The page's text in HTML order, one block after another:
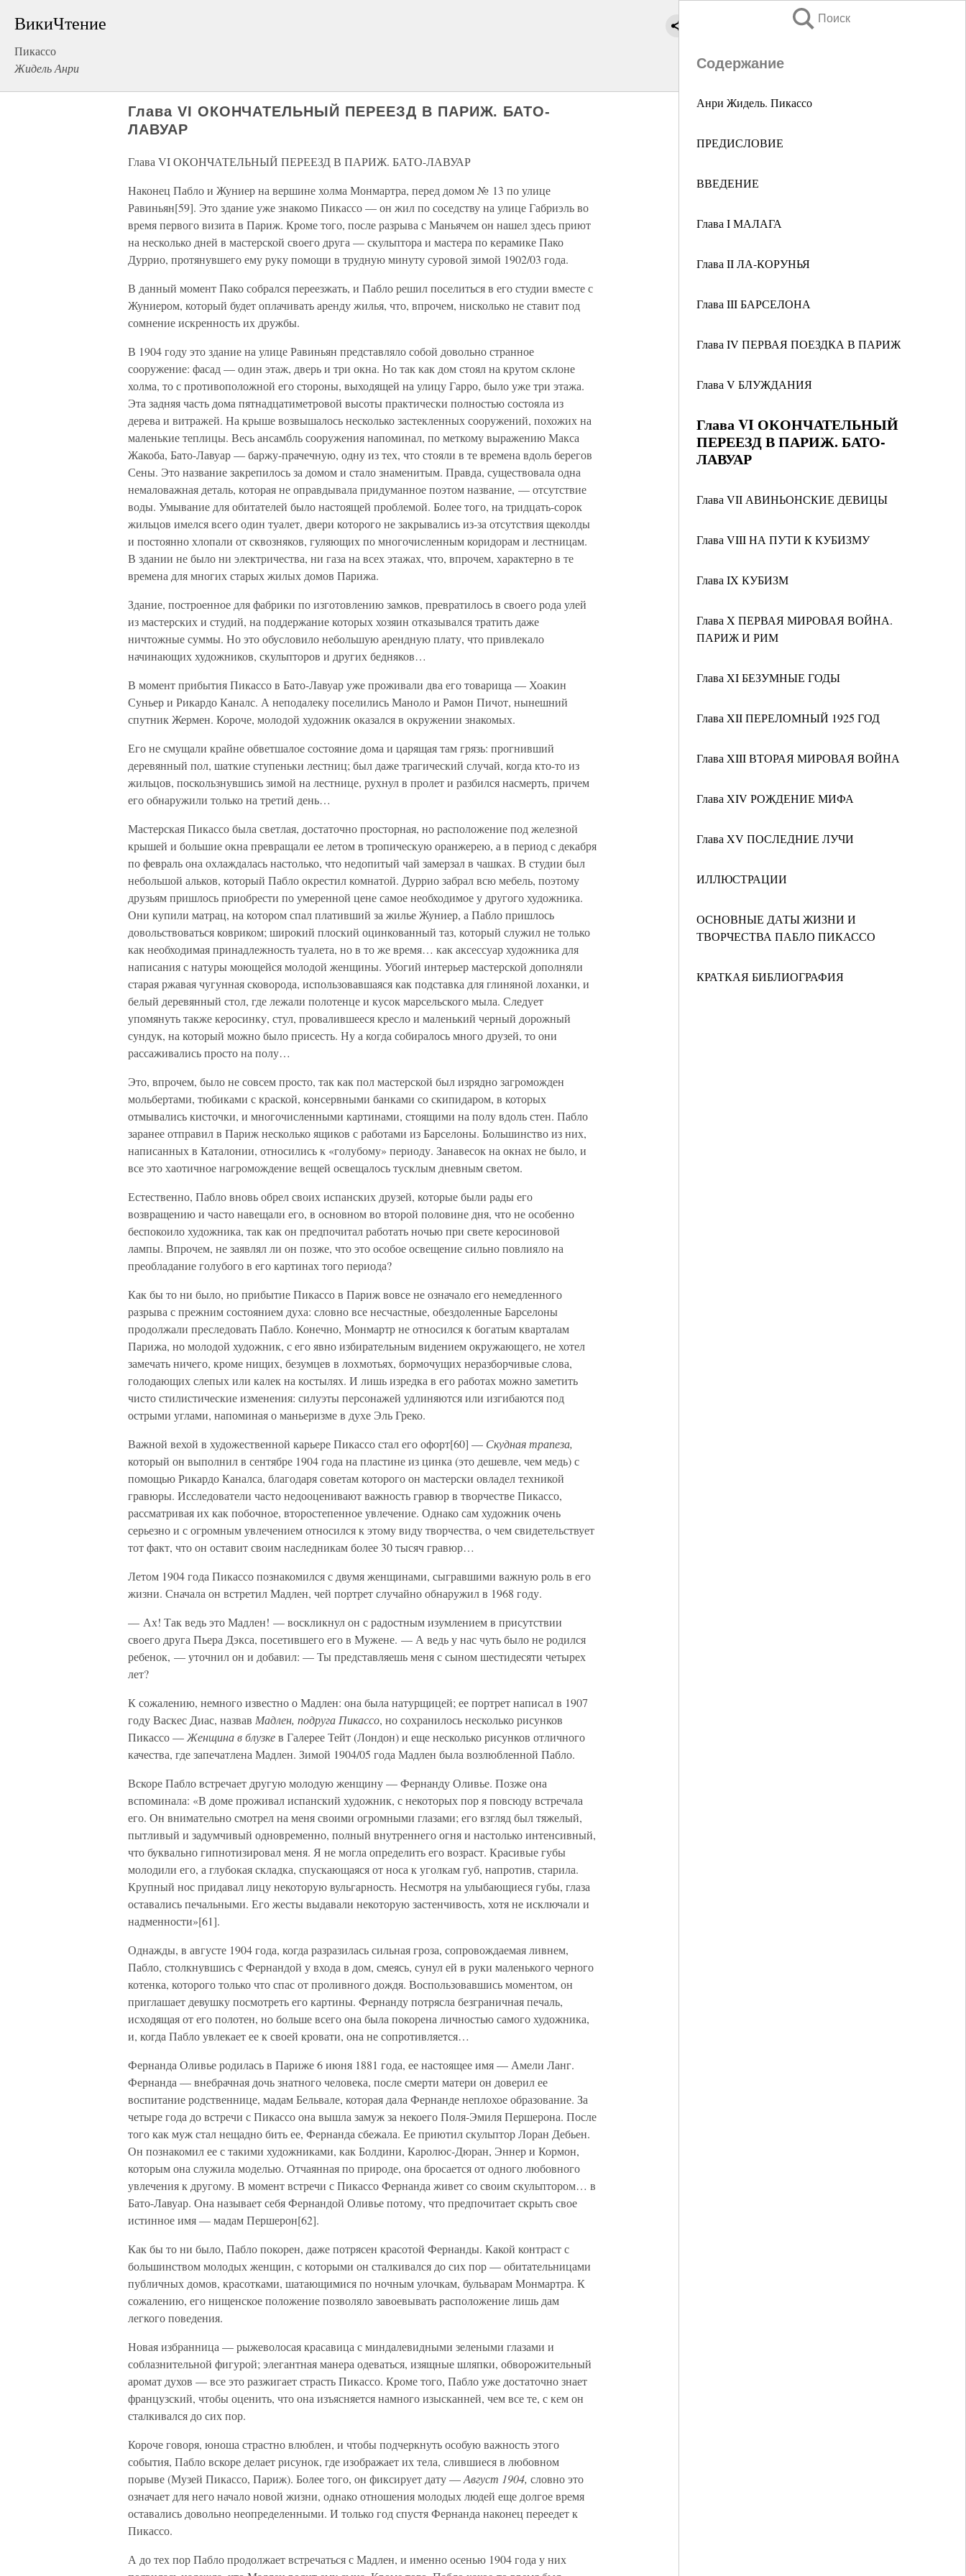
ВикиЧтение
Пикассо
Жидель Анри
Поиск
Содержание
Анри Жидель. Пикассо
ПРЕДИСЛОВИЕ
ВВЕДЕНИЕ
Глава I МАЛАГА
Глава II ЛА-КОРУНЬЯ
Глава III БАРСЕЛОНА
Глава IV ПЕРВАЯ ПОЕЗДКА В ПАРИЖ
Глава V БЛУЖДАНИЯ
Глава VI ОКОНЧАТЕЛЬНЫЙ
ПЕРЕЕЗД В ПАРИЖ. БАТО-
ЛАВУАР
Глава VII АВИНЬОНСКИЕ ДЕВИЦЫ
Глава VIII НА ПУТИ К КУБИЗМУ
Глава IX КУБИЗМ
Глава X ПЕРВАЯ МИРОВАЯ ВОЙНА.
ПАРИЖ И РИМ
Глава XI БЕЗУМНЫЕ ГОДЫ
Глава XII ПЕРЕЛОМНЫЙ 1925 ГОД
Глава XIII ВТОРАЯ МИРОВАЯ ВОЙНА
Глава XIV РОЖДЕНИЕ МИФА
Глава XV ПОСЛЕДНИЕ ЛУЧИ
ИЛЛЮСТРАЦИИ
ОСНОВНЫЕ ДАТЫ ЖИЗНИ И
ТВОРЧЕСТВА ПАБЛО ПИКАССО
КРАТКАЯ БИБЛИОГРАФИЯ
Глава VI ОКОНЧАТЕЛЬНЫЙ ПЕРЕЕЗД В ПАРИЖ. БАТО-
ЛАВУАР
Глава VI ОКОНЧАТЕЛЬНЫЙ ПЕРЕЕЗД В ПАРИЖ. БАТО-ЛАВУАР
Наконец Пабло и Жуниер на вершине холма Монмартра, перед домом № 13 по улице
Равиньян[59]. Это здание уже знакомо Пикассо — он жил по соседству на улице Габриэль во
время первого визита в Париж. Кроме того, после разрыва с Маньячем он нашел здесь приют
на несколько дней в мастерской своего друга — скульптора и мастера по керамике Пако
Дуррио, протянувшего ему руку помощи в трудную минуту суровой зимой 1902/03 года.
В данный момент Пако собрался переезжать, и Пабло решил поселиться в его студии вместе с
Жуниером, который будет оплачивать аренду жилья, что, впрочем, нисколько не ставит под
сомнение искренность их дружбы.
В 1904 году это здание на улице Равиньян представляло собой довольно странное
сооружение: фасад — один этаж, дверь и три окна. Но так как дом стоял на крутом склоне
холма, то с противоположной его стороны, выходящей на улицу Гарро, было уже три этажа.
Эта задняя часть дома пятнадцатиметровой высоты практически полностью состояла из
дерева и витражей. На крыше возвышалось несколько застекленных сооружений, похожих на
маленькие теплицы. Весь ансамбль сооружения напоминал, по меткому выражению Макса
Жакоба, Бато-Лавуар — баржу-прачечную, одну из тех, что стояли в те времена вдоль берегов
Сены. Это название закрепилось за домом и стало знаменитым. Правда, существовала одна
немаловажная деталь, которая не оправдывала придуманное поэтом название, — отсутствие
воды. Умывание для обитателей было настоящей проблемой. Более того, на тридцать-сорок
жильцов имелся всего один туалет, двери которого не закрывались из-за отсутствия щеколды
и постоянно хлопали от сквозняков, гуляющих по многочисленным коридорам и лестницам.
В здании не было ни электричества, ни газа на всех этажах, что, впрочем, характерно в те
времена для многих старых жилых домов Парижа.
Здание, построенное для фабрики по изготовлению замков, превратилось в своего рода улей
из мастерских и студий, на поддержание которых хозяин отказывался тратить даже
ничтожные суммы. Но это обусловило небольшую арендную плату, что привлекало
начинающих художников, скульпторов и других бедняков…
В момент прибытия Пикассо в Бато-Лавуар уже проживали два его товарища — Хоакин
Суньер и Рикардо Каналс. А неподалеку поселились Маноло и Рамон Пичот, нынешний
спутник Жермен. Короче, молодой художник оказался в окружении знакомых.
Его не смущали крайне обветшалое состояние дома и царящая там грязь: прогнивший
деревянный пол, шаткие ступеньки лестниц; был даже трагический случай, когда кто-то из
жильцов, поскользнувшись зимой на лестнице, рухнул в пролет и разбился насмерть, причем
его обнаружили только на третий день…
Мастерская Пикассо была светлая, достаточно просторная, но расположение под железной
крышей и большие окна превращали ее летом в тропическую оранжерею, а в период с декабря
по февраль она охлаждалась настолько, что недопитый чай замерзал в чашках. В студии был
небольшой альков, который Пабло окрестил комнатой. Дуррио забрал всю мебель, поэтому
друзьям пришлось приобрести по умеренной цене самое необходимое у другого художника.
Они купили матрац, на котором спал плативший за жилье Жуниер, а Пабло пришлось
довольствоваться ковриком; широкий плоский оцинкованный таз, который служил не только
как необходимая принадлежность туалета, но в то же время… как аксессуар художника для
написания с натуры моющейся молодой женщины. Убогий интерьер мастерской дополняли
старая ржавая чугунная сковорода, использовавшаяся как подставка для глиняной лоханки, и
белый деревянный стол, где лежали полотенце и кусок марсельского мыла. Следует
упомянуть также керосинку, стул, провалившееся кресло и маленький черный дорожный
сундук, на который можно было присесть. Ну а когда собиралось много друзей, то они
рассаживались просто на полу…
Это, впрочем, было не совсем просто, так как пол мастерской был изрядно загроможден
мольбертами, тюбиками с краской, консервными банками со скипидаром, в которых
отмывались кисточки, и многочисленными картинами, стоящими на полу вдоль стен. Пабло
заранее отправил в Париж несколько ящиков с работами из Барселоны. Большинство из них,
написанных в Каталонии, относились к «голубому» периоду. Занавесок на окнах не было, и
все это хаотичное нагромождение вещей освещалось тусклым дневным светом.
Естественно, Пабло вновь обрел своих испанских друзей, которые были рады его
возвращению и часто навещали его, в основном во второй половине дня, что не особенно
беспокоило художника, так как он предпочитал работать ночью при свете керосиновой
лампы. Впрочем, не заявлял ли он позже, что это особое освещение сильно повлияло на
преобладание голубого в его картинах того периода?
Как бы то ни было, но прибытие Пикассо в Париж вовсе не означало его немедленного
разрыва с прежним состоянием духа: словно все несчастные, обездоленные Барселоны
продолжали преследовать Пабло. Конечно, Монмартр не относился к богатым кварталам
Парижа, но молодой художник, с его явно избирательным видением окружающего, не хотел
замечать ничего, кроме нищих, безумцев в лохмотьях, бормочущих неразборчивые слова,
голодающих слепых или калек на костылях. И лишь изредка в его работах можно заметить
чисто стилистические изменения: силуэты персонажей удлиняются или изгибаются под
острыми углами, напоминая о маньеризме в духе Эль Греко.
Важной вехой в художественной карьере Пикассо стал его офорт[60] — Скудная трапеза,
который он выполнил в сентябре 1904 года на пластине из цинка (это дешевле, чем медь) с
помощью Рикардо Каналса, благодаря советам которого он мастерски овладел техникой
гравюры. Исследователи часто недооценивают важность гравюр в творчестве Пикассо,
рассматривая их как побочное, второстепенное увлечение. Однако сам художник очень
серьезно и с огромным увлечением относился к этому виду творчества, о чем свидетельствует
тот факт, что он оставит своим наследникам более 30 тысяч гравюр…
Летом 1904 года Пикассо познакомился с двумя женщинами, сыгравшими важную роль в его
жизни. Сначала он встретил Мадлен, чей портрет случайно обнаружил в 1968 году.
— Ах! Так ведь это Мадлен! — воскликнул он с радостным изумлением в присутствии
своего друга Пьера Дэкса, посетившего его в Мужене. — А ведь у нас чуть было не родился
ребенок, — уточнил он и добавил: — Ты представляешь меня с сыном шестидесяти четырех
лет?
К сожалению, немного известно о Мадлен: она была натурщицей; ее портрет написал в 1907
году Васкес Диас, назвав Мадлен, подруга Пикассо, но сохранилось несколько рисунков
Пикассо — Женщина в блузкев Галерее Тейт (Лондон) и еще несколько рисунков отличного
качества, где запечатлена Мадлен. Зимой 1904/05 года Мадлен была возлюбленной Пабло.
Вскоре Пабло встречает другую молодую женщину — Фернанду Оливье. Позже она
вспоминала: «В доме проживал испанский художник, с некоторых пор я повсюду встречала
его. Он внимательно смотрел на меня своими огромными глазами; его взгляд был тяжелый,
пытливый и задумчивый одновременно, полный внутреннего огня и настолько интенсивный,
что буквально гипнотизировал меня. Я не могла определить его возраст. Красивые губы
молодили его, а глубокая складка, спускающаяся от носа к уголкам губ, напротив, старила.
Крупный нос придавал лицу некоторую вульгарность. Несмотря на улыбающиеся губы, глаза
оставались печальными. Его жесты выдавали некоторую застенчивость, хотя не исключали и
надменности»[61].
Однажды, в августе 1904 года, когда разразилась сильная гроза, сопровождаемая ливнем,
Пабло, столкнувшись с Фернандой у входа в дом, смеясь, сунул ей в руки маленького черного
котенка, которого только что спас от проливного дождя. Воспользовавшись моментом, он
приглашает девушку посмотреть его картины. Фернанду потрясла безграничная печаль,
исходящая от его полотен, но больше всего она была покорена личностью самого художника,
и, когда Пабло увлекает ее к своей кровати, она не сопротивляется…
Фернанда Оливье родилась в Париже 6 июня 1881 года, ее настоящее имя — Амели Ланг.
Фернанда — внебрачная дочь знатного человека, после смерти матери он доверил ее
воспитание родственнице, мадам Бельвале, которая дала Фернанде неплохое образование. За
четыре года до встречи с Пикассо она вышла замуж за некоего Поля-Эмиля Першерона. После
того как муж стал нещадно бить ее, Фернанда сбежала. Ее приютил скульптор Лоран Дебьен.
Он познакомил ее с такими художниками, как Болдини, Каролюс-Дюран, Эннер и Кормон,
которым она служила моделью. Отчаянная по природе, она бросается от одного любовного
увлечения к другому. В момент встречи с Пикассо Фернанда живет со своим скульптором… в
Бато-Лавуар. Она называет себя Фернандой Оливье потому, что предпочитает скрыть свое
истинное имя — мадам Першерон[62].
Как бы то ни было, Пабло покорен, даже потрясен красотой Фернанды. Какой контраст с
большинством молодых женщин, с которыми он сталкивался до сих пор — обитательницами
публичных домов, красотками, шатающимися по ночным улочкам, бульварам Монмартра. К
сожалению, его нищенское положение позволяло завоевывать расположение лишь дам
легкого поведения.
Новая избранница — рыжеволосая красавица с миндалевидными зелеными глазами и
соблазнительной фигурой; элегантная манера одеваться, изящные шляпки, обворожительный
аромат духов — все это разжигает страсть Пикассо. Кроме того, Пабло уже достаточно знает
французский, чтобы оценить, что она изъясняется намного изысканней, чем все те, с кем он
сталкивался до сих пор.
Короче говоря, юноша страстно влюблен, и чтобы подчеркнуть особую важность этого
события, Пабло вскоре делает рисунок, где изображает их тела, слившиеся в любовном
порыве (Музей Пикассо, Париж). Более того, он фиксирует дату —Август 1904, словно это
означает для него начало новой жизни, однако отношения молодых людей еще долгое время
оставались довольно неопределенными. И только год спустя Фернанда наконец переедет к
Пикассо.
А до тех пор Пабло продолжает встречаться с Мадлен, и именно осенью 1904 года у них